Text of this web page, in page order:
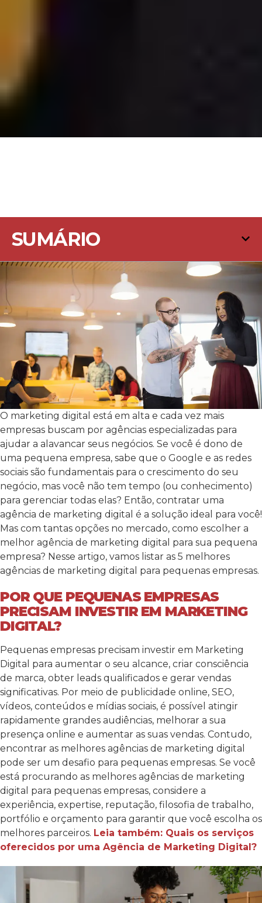
SUMÁRIO
O marketing digital está em alta e cada vez mais
empresas buscam por agências especializadas para
ajudar a alavancar seus negócios. Se você é dono de
uma pequena empresa, sabe que o Google e as redes
sociais são fundamentais para o crescimento do seu
negócio, mas você não tem tempo (ou conhecimento)
para gerenciar todas elas? Então, contratar uma
agência de marketing digital é a solução ideal para você!
Mas com tantas opções no mercado, como escolher a
melhor agência de marketing digital para sua pequena
empresa? Nesse artigo, vamos listar as 5 melhores
agências de marketing digital para pequenas empresas.
POR QUE PEQUENAS EMPRESAS
PRECISAM INVESTIR EM MARKETING
DIGITAL?
Pequenas empresas precisam investir em Marketing
Digital para aumentar o seu alcance, criar consciência
de marca, obter leads qualificados e gerar vendas
significativas. Por meio de publicidade online, SEO,
vídeos, conteúdos e mídias sociais, é possível atingir
rapidamente grandes audiências, melhorar a sua
presença online e aumentar as suas vendas. Contudo,
encontrar as melhores agências de marketing digital
pode ser um desafio para pequenas empresas. Se você
está procurando as melhores agências de marketing
digital para pequenas empresas, considere a
experiência, expertise, reputação, filosofia de trabalho,
portfólio e orçamento para garantir que você escolha os
melhores parceiros. Leia também: Quais os serviços
oferecidos por uma Agência de Marketing Digital?